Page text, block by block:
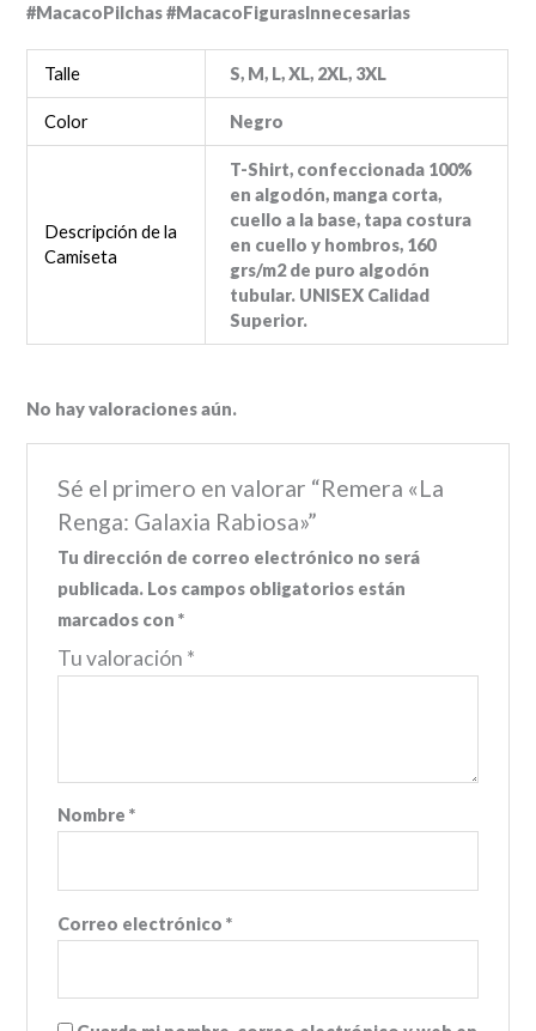
#MacacoPilchas #MacacoFigurasInnecesarias
Talle S, M, L, XL, 2XL, 3XL
Color Negro
Descripción de la
Camiseta
T-Shirt, confeccionada 100%
en algodón, manga corta,
cuello a la base, tapa costura
en cuello y hombros, 160
grs/m2 de puro algodón
tubular. UNISEX Calidad
Superior.
No hay valoraciones aún.
Sé el primero en valorar “Remera «La
Renga: Galaxia Rabiosa»”
Tu dirección de correo electrónico no será
publicada. Los campos obligatorios están
marcados con *
Tu valoración *
Nombre *
Correo electrónico *